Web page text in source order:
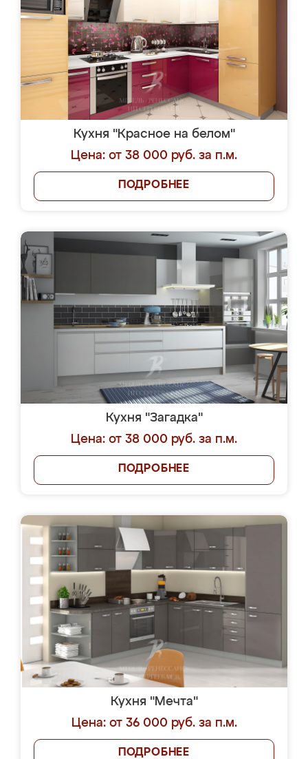
Кухня "Красное на белом"
Цена: от 38 000 руб. за п.м.
ПОДРОБНЕЕ
Кухня "Загадка"
Цена: от 38 000 руб. за п.м.
ПОДРОБНЕЕ
Кухня "Мечта"
Цена: от 36 000 руб. за п.м.
ПОДРОБНЕЕ